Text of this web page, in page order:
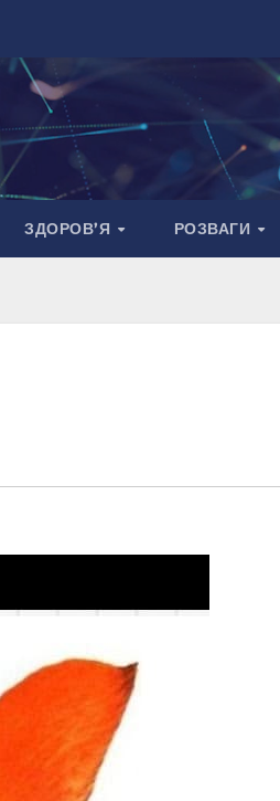
ЗДОРОВ’Я РОЗВАГИ